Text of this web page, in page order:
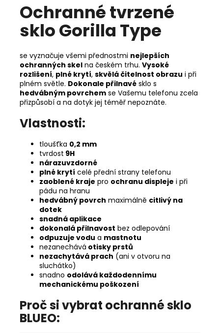
Ochranné tvrzené
sklo Gorilla Type
se vyznačuje všemi přednostmi nejlepších
ochranných skel na českém trhu. Vysoké
rozlišení, plné krytí, skvělá čitelnost obrazu i při
plném světle. Dokonale přilnavé sklo s
hedvábným povrchem se Vašemu telefonu zcela
přizpůsobí a na dotyk jej téměř nepoznáte.
Vlastnosti:
tloušťka 0,2 mm
tvrdost 9H
nárazuvzdorné
plné krytí celé přední strany telefonu
zaoblené kraje pro ochranu displeje i při
pádu na hranu
hedvábný povrch maximálně citlivý na
dotek
snadná aplikace
dokonalá přilnavost bez odlepování
odpuzuje vodu a mastnotu
nezanechává otisky prstů
nezachytává prach (ani v otvoru na
sluchátko)
snadno odolává každodennímu
mechanickému poškození
Proč si vybrat ochranné sklo
BLUEO: